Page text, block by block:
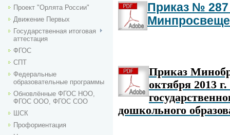
Проект "Орлята России"
Движение Первых
Государственная итоговая
аттестация
ФГОС
СПТ
Федеральные
образовательные программы
Обновлённые ФГОС НОО,
ФГОС ООО, ФГОС СОО
ШСК
Профориентация
Приказ № 287
Приказ
октября 2013
дошкольного